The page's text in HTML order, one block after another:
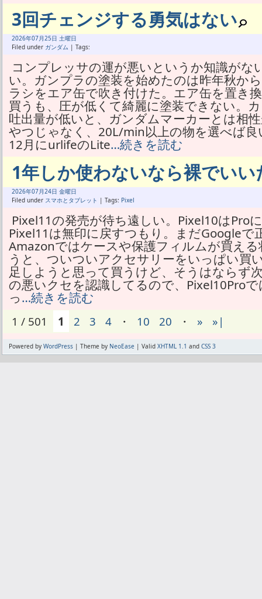
3回チェンジする勇気はない
2026年07月25日 土曜日
Filed under ガンダム | Tags:
コンプレッサの運が悪いというか知識がな
い。ガンプラの塗装を始めたのは昨年秋か
ラシをエア缶で吹き付けた。エア缶を置き
買うも、圧が低くて綺麗に塗装できない。
吐出量が低いと、ガンダムマーカーとは相
やつじゃなく、20L/min以上の物を選べば
12月にurlifeのLite…続きを読む
1年しか使わないなら裸でいい
2026年07月24日 金曜日
Filed under スマホとタブレット | Tags: Pixel
Pixel11の発売が待ち遠しい。Pixel10はPro
Pixel11は無印に戻すつもり。まだGoogleで
Amazonではケースや保護フィルムが買え
うと、ついついアクセサリーをいっぱい買
足しようと思って買うけど、そうはならず
の悪いクセを認識してるので、Pixel10Pro
っ…続きを読む
1 / 501 1 2 3 4 ・ 10 20 ・ » »|
Powered by WordPress | Theme by NeoEase | Valid XHTML 1.1 and CSS 3